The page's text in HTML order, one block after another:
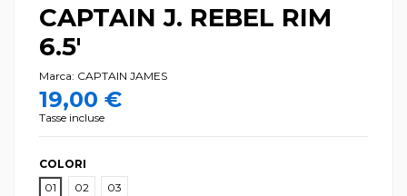
CAPTAIN J. REBEL RIM
6.5'
Marca: CAPTAIN JAMES
19,00 €
Tasse incluse
COLORI
01
02 03